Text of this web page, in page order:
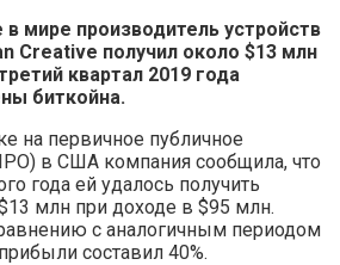
в мире производитель устройств
Creative получил около $13 млн
квартал 2019 года
биткойна.
на первичное публичное
в США компания сообщила, что
года ей удалось получить
млн при доходе в $95 млн.
с аналогичным периодом
составил 40%.